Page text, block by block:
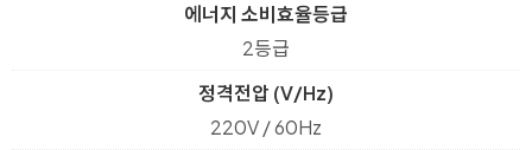
에너지 소비효율등급
2등급
정격전압 (V/Hz)
220V / 60Hz